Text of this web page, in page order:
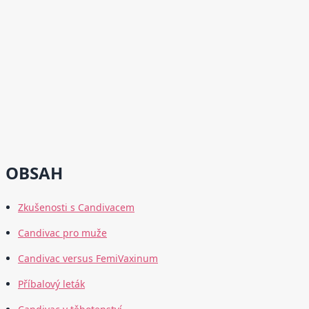
OBSAH
Zkušenosti s Candivacem
Candivac pro muže
Candivac versus FemiVaxinum
Příbalový leták